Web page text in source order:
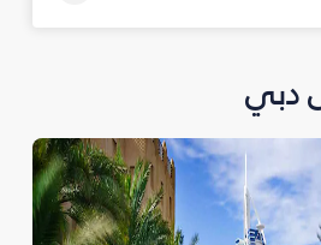
دبي